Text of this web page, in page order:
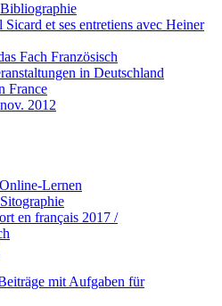
et ses entretiens avec Heiner
Fach Französisch
in Deutschland
France
2012
Lernen
en français 2017 /
mit Aufgaben für